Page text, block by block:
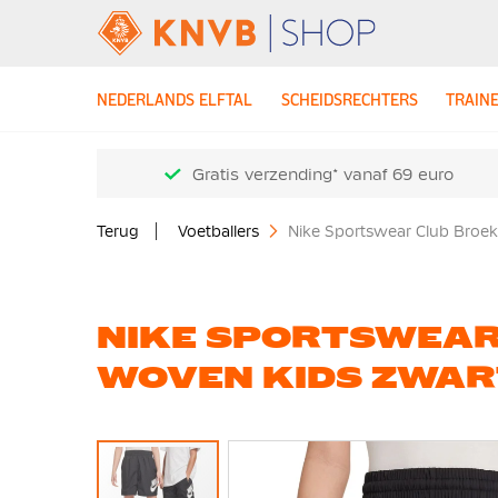
NEDERLANDS ELFTAL SCHEIDSRECHTERS
Gratis verzending* vanaf 69 euro
Terug Voetballers Nike Sportswear Club
NIKE
WOVEN KIDS
Ga
naar
het